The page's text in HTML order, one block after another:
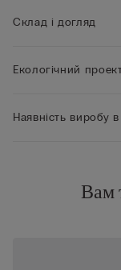
Склад і догляд
Екологічний
Наявність виробу в
Вам